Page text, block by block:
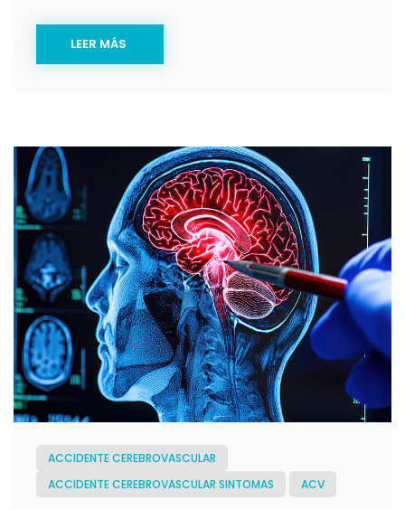
LEER MÁS
ACCIDENTE CEREBROVASCULAR
ACCIDENTE CEREBROVASCULAR SINTOMAS
ACV